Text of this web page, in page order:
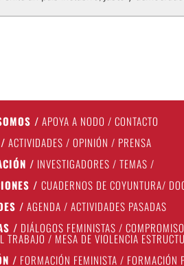
/ APOYA A NODO /CONTACTO
/ ACTIVIDADES /OPINIÓN / PRENSA
/ INVESTIGADORES /TEMAS /
/CUADERNOS DE COYUNTURA/
/ AGENDA /ACTIVIDADES PASADAS
/ DIÁLOGOS FEMINISTAS /
TRABAJO / MESA DE VIOLENCIA
/ FORMACIÓN FEMINISTA / FORMACIÓN